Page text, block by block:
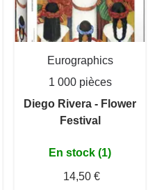
Eurographics
1 000 pièces
Diego Rivera - Flower
Festival
En stock (1)
14,50 €